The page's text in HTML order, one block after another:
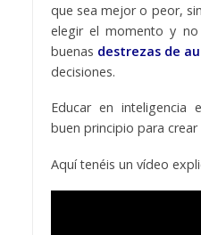
que sea mejor o peor,
elegir el momento y
buenas destrezas de
decisiones.
Educar en inteligencia
buen principio para
Aquí tenéis un vídeo